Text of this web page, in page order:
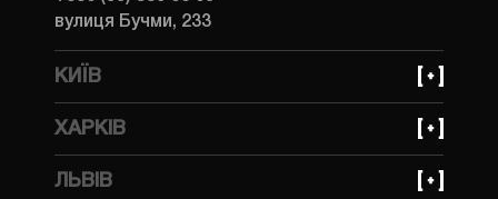
вулиця Бучми, 233
КИЇВ
вулиця Івана Федорова, 31
ХАРКІВ
вулиця Динамівська, 10
ЛЬВІВ